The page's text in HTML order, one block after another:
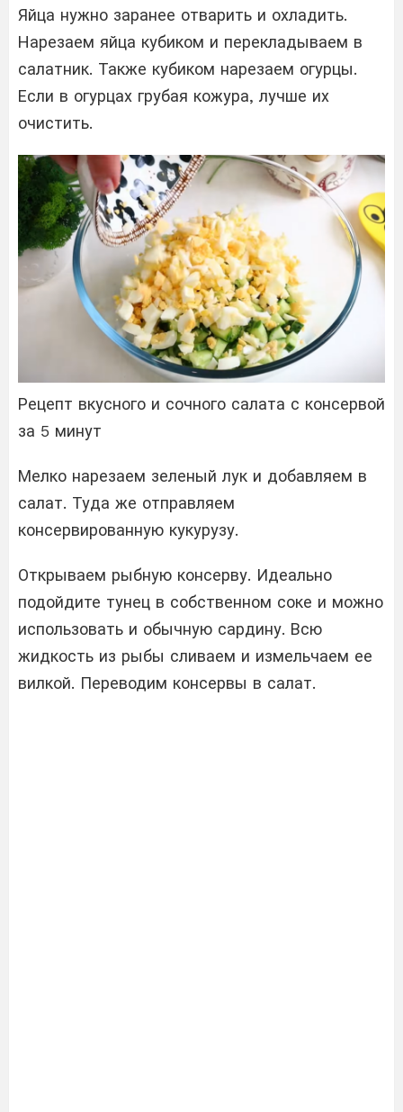
Яйца нужно заранее отварить и охладить.
Нарезаем яйца кубиком и перекладываем в
салатник. Также кубиком нарезаем огурцы.
Если в огурцах грубая кожура, лучше их
очистить.
Рецепт вкусного и сочного салата с консервой
за 5 минут
Мелко нарезаем зеленый лук и добавляем в
салат. Туда же отправляем
консервированную кукурузу.
Открываем рыбную консерву. Идеально
подойдите тунец в собственном соке и можно
использовать и обычную сардину. Всю
жидкость из рыбы сливаем и измельчаем ее
вилкой. Переводим консервы в салат.